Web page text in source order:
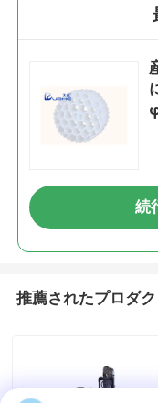
続
推薦されたプロダク